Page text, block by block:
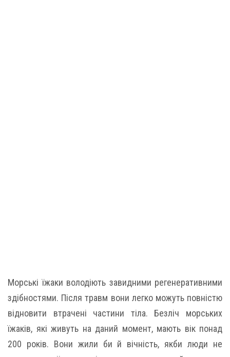
Морські їжаки володіють завидними регенеративними
здібностями. Після травм вони легко можуть повністю
відновити втрачені частини тіла. Безліч морських
їжаків, які живуть на даний момент, мають вік понад
200 років. Вони жили би й вічність, якби люди не